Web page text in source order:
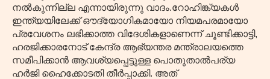
നൽകുന്നില്ല എന്നായിരുന്നു വാദം.റോഹിങ്ക്യകൾ
ഇന്ത്യയിലേക്ക് ഔദ്യോഗികമായോ നിയമപരമായോ
പ്രവേശനം ലഭിക്കാത്ത വിദേശികളാണെന്ന് ചൂണ്ടിക്കാട്ടി,
ഹരജിക്കാരനോട് കേന്ദ്ര ആഭ്യന്തര മന്ത്രാലയത്തെ
സമീപിക്കാൻ ആവശ്യപ്പെട്ടുള്ള പൊതുതാൽപര്യ
ഹർജി ഹൈക്കോടതി തീർപ്പാക്കി. അത്